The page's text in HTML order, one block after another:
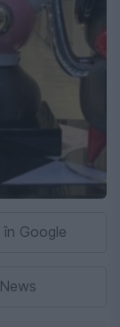
Google